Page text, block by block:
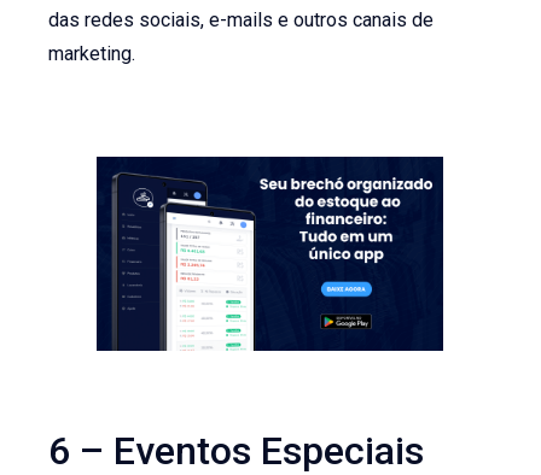
das redes sociais, e-mails e outros canais de
marketing.
6 – Eventos Especiais